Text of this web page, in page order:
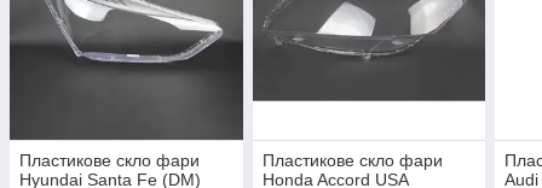
Пластикове скло фари
Hyundai Santa Fe (DM)
Пластикове скло фари
Honda Accord USA